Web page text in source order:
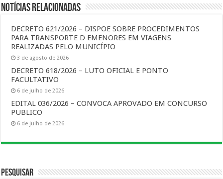
Notícias Relacionadas
DECRETO 621/2026 – DISPOE SOBRE PROCEDIMENTOS
PARA TRANSPORTE D EMENORES EM VIAGENS
REALIZADAS PELO MUNICÍPIO
3 de agosto de 2026
DECRETO 618/2026 – LUTO OFICIAL E PONTO
FACULTATIVO
6 de julho de 2026
EDITAL 036/2026 – CONVOCA APROVADO EM CONCURSO
PUBLICO
6 de julho de 2026
Pesquisar